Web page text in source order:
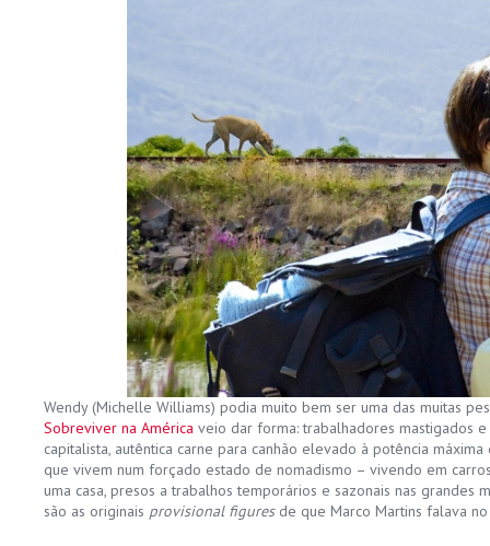
Wendy (Michelle Williams) podia muito bem ser uma das muitas
Sobreviver na América veio dar forma: trabalhadores mastigados
capitalista, autêntica carne para canhão elevado à potência máxima
que vivem num forçado estado de nomadismo – vivendo em
uma casa, presos a trabalhos temporários e sazonais nas grandes
são as originais provisional figuresde que Marco Martins falava